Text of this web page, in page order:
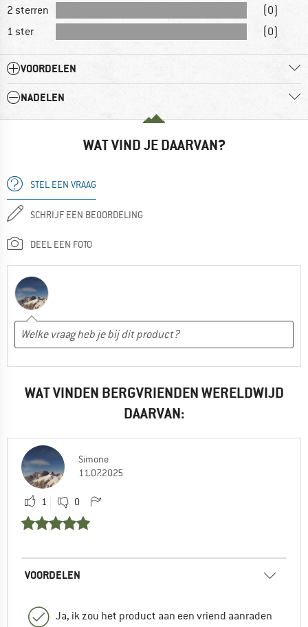
2 sterren
(0)
1 ster
(0)
VOORDELEN
NADELEN
WAT VIND JE DAARVAN?
STEL EEN VRAAG
SCHRIJF EEN BEOORDELING
DEEL EEN FOTO
WAT VINDEN BERGVRIENDEN WERELDWIJD
DAARVAN:
Simone
11.07.2025
1 0
VOORDELEN
Ja, ik zou het product aan een vriend aanraden